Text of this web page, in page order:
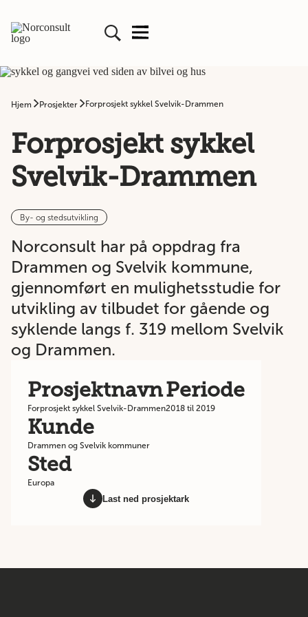
Hjem Prosjekter Forprosjekt sykkel Svelvik-Drammen
Forprosjekt sykkel
Svelvik-Drammen
By- og stedsutvikling
Norconsult har på oppdrag fra
Drammen og Svelvik kommune,
gjennomført en mulighetsstudie for
utvikling av tilbudet for gående og
syklende langs f. 319 mellom Svelvik
og Drammen.
Prosjektnavn
Forprosjekt sykkel Svelvik-Drammen
Kunde
Drammen og Svelvik kommuner
Sted
Europa
Periode
2018 til 2019
Last ned prosjektark